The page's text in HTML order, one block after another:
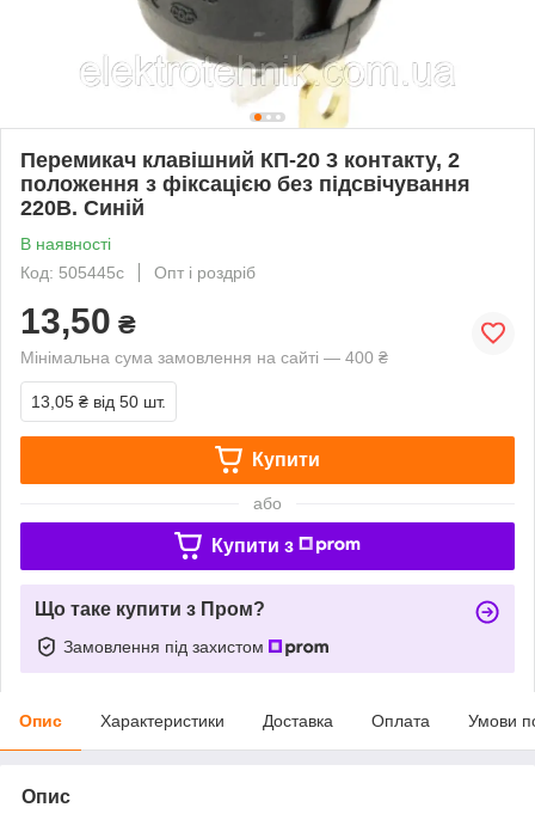
Перемикач клавішний КП-20 3 контакту, 2
положення з фіксацією без підсвічування
220В. Синій
В наявності
Код: 505445с
Опт і роздріб
13,50 ₴
Мінімальна сума замовлення на сайті — 400 ₴
13,05 ₴ від 50 шт.
Купити
або
Купити з
Що таке купити з Пром?
Замовлення під захистом
Опис Характеристики Доставка Оплата Умови
Опис